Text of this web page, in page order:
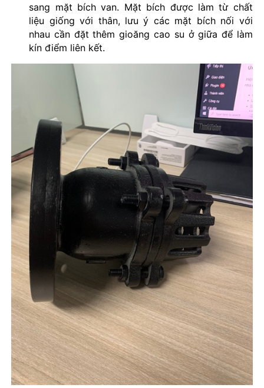
sang mặt bích van. Mặt bích được làm từ chất
liệu giống với thân, lưu ý các mặt bích nối với
nhau cần đặt thêm gioăng cao su ở giữa để làm
kín điểm liên kết.